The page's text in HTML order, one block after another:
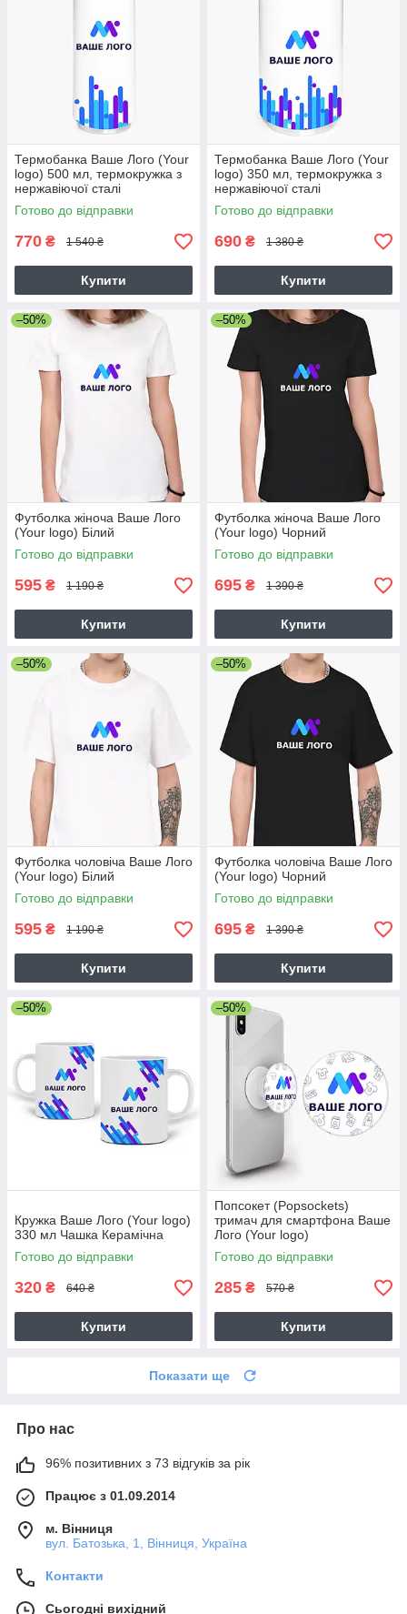
Термобанка Ваше Лого (Your
logo) 500 мл, термокружка з
нержавіючої сталі
Готово до відправки
770 ₴ 1 540 ₴
Купити
Термобанка Ваше Лого (Your
logo) 350 мл, термокружка з
нержавіючої сталі
Готово до відправки
690 ₴ 1 380 ₴
Купити
–50%
Футболка жіноча Ваше Лого
(Your logo) Білий
Готово до відправки
595 ₴ 1 190 ₴
Купити
–50%
Футболка жіноча Ваше Лого
(Your logo) Чорний
Готово до відправки
695 ₴ 1 390 ₴
Купити
–50%
Футболка чоловіча Ваше Лого
(Your logo) Білий
Готово до відправки
595 ₴ 1 190 ₴
Купити
–50%
Футболка чоловіча Ваше Лого
(Your logo) Чорний
Готово до відправки
695 ₴ 1 390 ₴
Купити
–50%
Кружка Ваше Лого (Your logo)
330 мл Чашка Керамічна
Готово до відправки
320 ₴ 640 ₴
Купити
–50%
Попсокет (Popsockets)
тримач для смартфона Ваше
Лого (Your logo)
Готово до відправки
285 ₴ 570 ₴
Купити
Показати ще
Про нас
96% позитивних з 73 відгуків за рік
Працює з 01.09.2014
м. Вінниця
вул. Батозька, 1, Вінниця, Україна
Контакти
Сьогодні вихідний